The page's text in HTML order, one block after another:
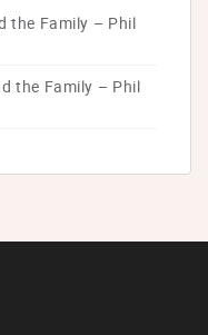
the Family – Phil
the Family – Phil